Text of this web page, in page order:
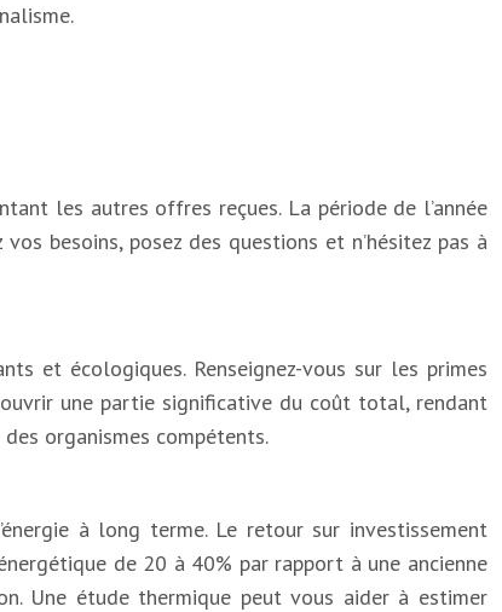
les autres offres reçues. La période de l’année
besoins, posez des questions et n’hésitez pas à
et écologiques. Renseignez-vous sur les primes
une partie significative du coût total, rendant
organismes compétents.
à long terme. Le retour sur investissement
de 20 à 40% par rapport à une ancienne
Une étude thermique peut vous aider à estimer